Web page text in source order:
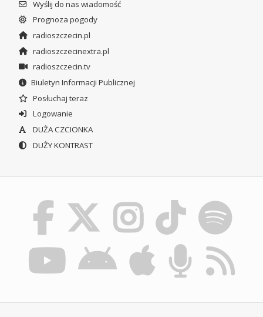
Wyślij do nas wiadomość
Prognoza pogody
radioszczecin.pl
radioszczecinextra.pl
radioszczecin.tv
Biuletyn Informacji Publicznej
Posłuchaj teraz
Logowanie
DUŻA CZCIONKA
DUŻY KONTRAST